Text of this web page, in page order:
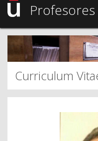
Curriculum